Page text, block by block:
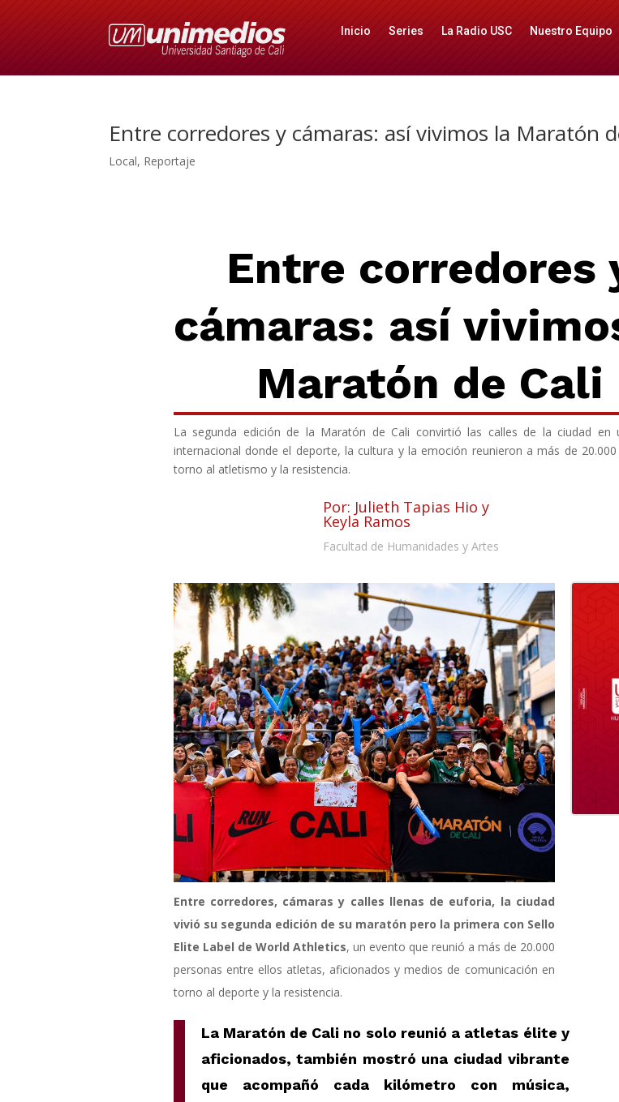
Inicio Series La Radio USC Nuestro Equipo
Entre corredores y cámaras: así vivimos la Maratón
Local, Reportaje
Entre corredores
cámaras: así
Maratón de Cali
La segunda edición de la Maratón de Cali convirtió las calles de la ciudad en
internacional donde el deporte, la cultura y la emoción reunieron a más de
torno al atletismo y la resistencia.
Por: Julieth Tapias Hio y
Keyla Ramos
Facultad de Humanidades y Artes
Entre corredores, cámaras y calles llenas de euforia, la ciudad
vivió su segunda edición de su maratón pero la primera con Sello
Elite Label de World Athletics, un evento que reunió a más de 20.000
personas entre ellos atletas, aficionados y medios de comunicación en
torno al deporte y la resistencia.
La Maratón de Cali no solo reunió a atletas élite y
aficionados, también mostró una ciudad vibrante
que acompañó cada kilómetro con música,